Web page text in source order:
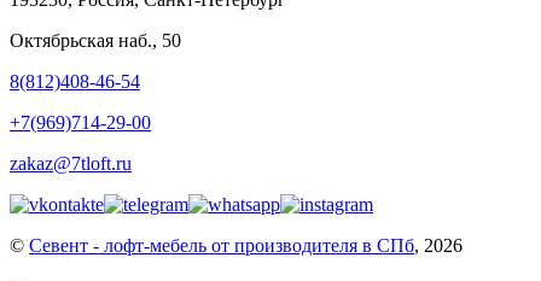
Октябрьская наб., 50
8(812)408-46-54
+7(969)714-29-00
zakaz@7tloft.ru
© Севент - лофт-мебель от производителя в СПб, 2026